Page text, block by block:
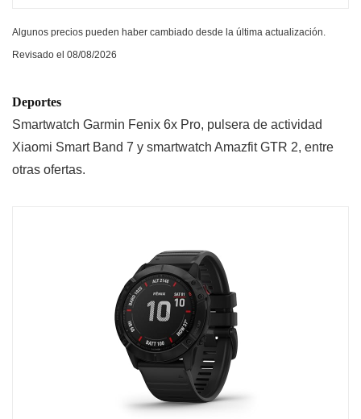
Algunos precios pueden haber cambiado desde la última actualización.
Revisado el 08/08/2026
Deportes
Smartwatch Garmin Fenix 6x Pro, pulsera de actividad
Xiaomi Smart Band 7 y smartwatch Amazfit GTR 2, entre
otras ofertas.